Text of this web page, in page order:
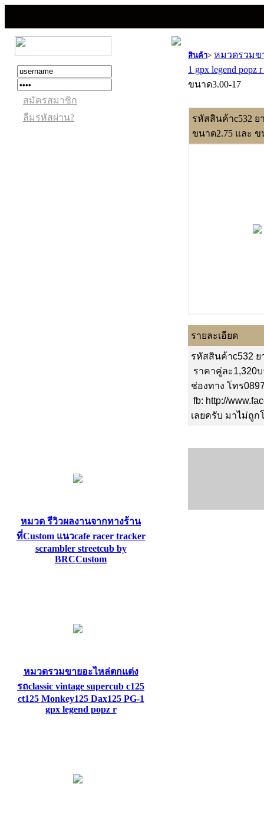
สมัครสมาชิก
ลืมรหัสผ่าน?
หมวด รีวิวผลงานจากทางร้าน
ที่Custom แนวcafe racer tracker
scrambler streetcub by
BRCCustom
หมวดรวมขายอะไหล่ตกแต่ง
รถclassic vintage supercub c125
ct125 Monkey125 Dax125 PG-1
gpx legend popz r
สินค้า> หมวดรวมขา
1 gpx legend popz r
ขนาด3.00-17
รหัสสินค้าc532 ย
ขนาด2.75 และ ข
รายละเอียด
รหัสสินค้าc532 ย
ราคาคู่ละ1,320
ช่องทาง โทร
fb: http://
เลยครับ มาไม่ถูก